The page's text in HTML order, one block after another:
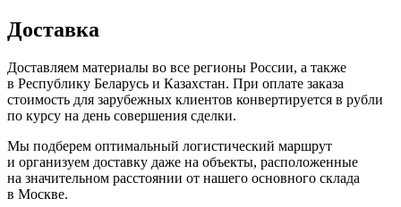
Доставка
Доставляем материалы во все регионы России, а также
в Республику Беларусь и Казахстан. При оплате заказа
стоимость для зарубежных клиентов конвертируется в рубли
по курсу на день совершения сделки.
Мы подберем оптимальный логистический маршрут
и организуем доставку даже на объекты, расположенные
на значительном расстоянии от нашего основного склада
в Москве.